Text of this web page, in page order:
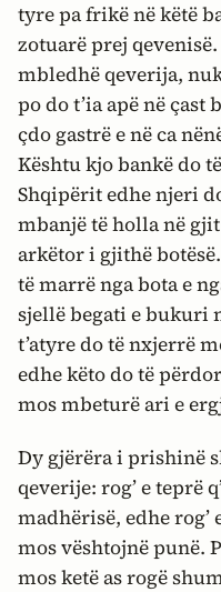
tyre pa frikë në këtë
zotuarë prej qevenisë.
mbledhë qeverija,
po do t’ia apë në çast
çdo gastrë e në ca
Kështu kjo bankë do
Shqipërit edhe njeri
mbanjë të holla në
arkëtor i gjithë
të marrë nga bota e
sjellë begati e bukuri
t’atyre do të nxjerrë
edhe këto do të
mos mbeturë ari e
Dy gjërëra i prishinë
qeverije: rog’ e teprë
madhërisë, edhe rog’
mos vështojnë punë.
mos ketë as rogë